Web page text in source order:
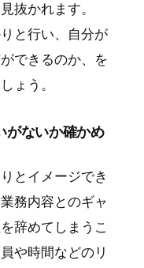
抜かれます。
と行い、自分が
できるのか、を
ょう。
がないか確かめ
とイメージでき
務内容とのギャ
辞めてしまうこ
や時間などのリ